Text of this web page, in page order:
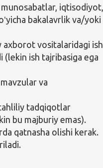
iqtisodiyot,
bakalavrlik va/yoki
axborot vositalaridagi ish
(lekin ish tajribasiga ega
va
tadqiqotlar
bu majburiy emas).
qatnasha olishi kerak.